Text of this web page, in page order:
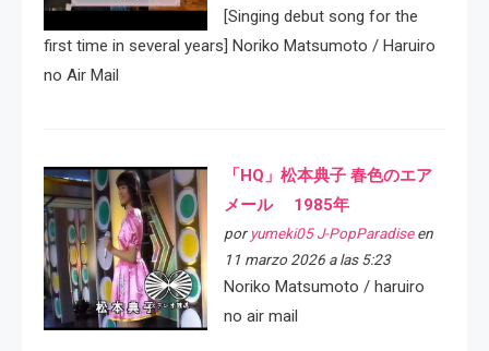
[Singing debut song for the
first time in several years] Noriko Matsumoto / Haruiro
no Air Mail
「HQ」松本典子 春色のエア
メール 1985年
por yumeki05 J-PopParadiseen
11 marzo 2026 a las 5:23
Noriko Matsumoto / haruiro
no air mail